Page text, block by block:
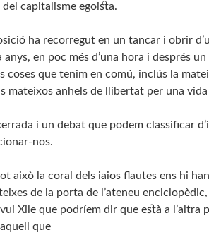
del capitalisme egoista.
ha recorregut en un tancar i obrir
en poc més d’una hora i després un
coses que tenim en comú, inclús la
mateixos anhels de llibertat per una
i un debat que podem classificar
nos.
això la coral dels iaios flautes ens hi
de la porta de l’ateneu
Xile que podríem dir que està a l’altra
que